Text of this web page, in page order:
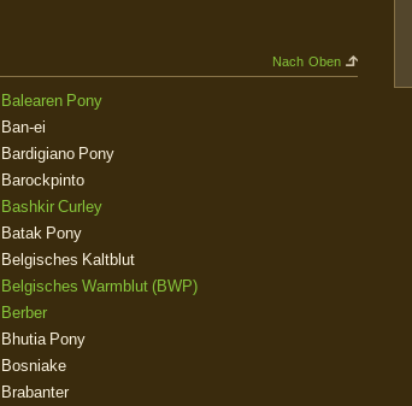
Nach Oben
Balearen Pony
Ban-ei
Bardigiano Pony
Barockpinto
Bashkir Curley
Batak Pony
Belgisches Kaltblut
Belgisches Warmblut (BWP)
Berber
Bhutia Pony
Bosniake
Brabanter